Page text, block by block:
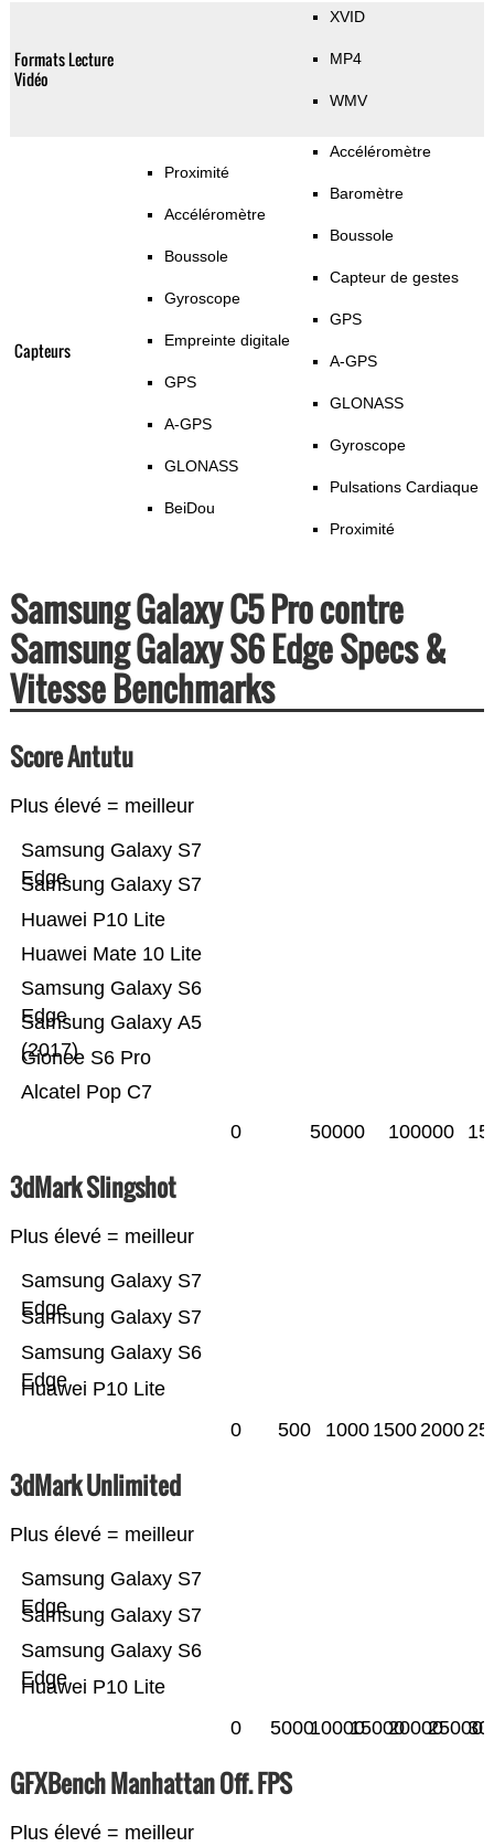
Formats Lecture
Vidéo
XVID
MP4
WMV
Capteurs
Proximité
Accéléromètre
Boussole
Gyroscope
Empreinte digitale
GPS
A-GPS
GLONASS
BeiDou
Accéléromètre
Baromètre
Boussole
Capteur de gestes
GPS
A-GPS
GLONASS
Gyroscope
Pulsations Cardiaque
Proximité
Samsung Galaxy C5 Pro contre
Samsung Galaxy S6 Edge Specs &
Vitesse Benchmarks
Score Antutu
Plus élevé = meilleur
Alcatel Pop C7
Gionee S6 Pro
Samsung Galaxy A5
(2017)
Samsung Galaxy S6
Edge
Huawei Mate 10 Lite
Huawei P10 Lite
Samsung Galaxy S7
Samsung Galaxy S7
Edge
0 50000 100000
3dMark Slingshot
Plus élevé = meilleur
Huawei P10 Lite
Samsung Galaxy S6
Edge
Samsung Galaxy S7
Samsung Galaxy S7
Edge
0 500 1000 15002000
3dMark Unlimited
Plus élevé = meilleur
Huawei P10 Lite
Samsung Galaxy S6
Edge
Samsung Galaxy S7
Samsung Galaxy S7
Edge
0 500010000150002000025000
GFXBench Manhattan Off. FPS
Plus élevé = meilleur